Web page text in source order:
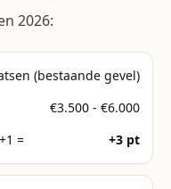
2026:
(bestaande gevel)
€3.500 - €6.000
=
+3 pt